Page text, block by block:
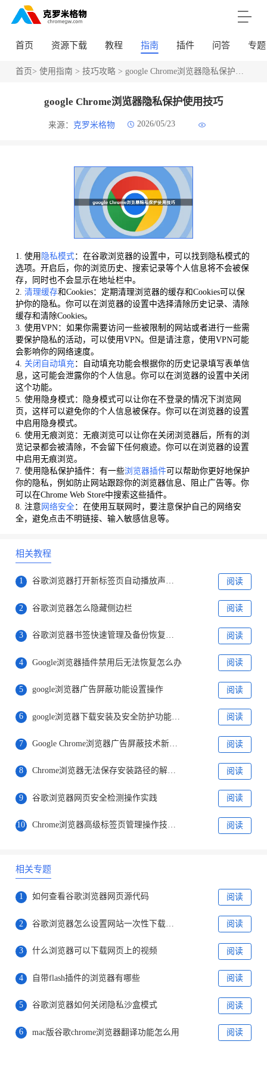
首页 资源下载 教程 指南 插件 问答 专题
首页> 使用指南 > 技巧攻略> google Chrome浏览器隐私保护使用技巧
google Chrome浏览器隐私保护使用技巧
来源： 克罗米格物 2026/05/23
1. 使用 隐私模式：在谷歌浏览器的设置中，可以找到隐私模式的
选项。开启后，你的浏览历史、搜索记录等个人信息将不会被保
存，同时也不会显示在地址栏中。
2. 清理缓存和Cookies：定期清理浏览器的缓存和Cookies可以保
护你的隐私。你可以在浏览器的设置中选择清除历史记录、清除
缓存和清除Cookies。
3. 使用VPN：如果你需要访问一些被限制的网站或者进行一些需
要保护隐私的活动，可以使用VPN。但是请注意，使用VPN可能
会影响你的网络速度。
4. 关闭自动填充 ：自动填充功能会根据你的历史记录填写表单信
息，这可能会泄露你的个人信息。你可以在浏览器的设置中关闭
这个功能。
5. 使用隐身模式：隐身模式可以让你在不登录的情况下浏览网
页，这样可以避免你的个人信息被保存。你可以在浏览器的设置
中启用隐身模式。
6. 使用无痕浏览：无痕浏览可以让你在关闭浏览器后，所有的浏
览记录都会被清除，不会留下任何痕迹。你可以在浏览器的设置
中启用无痕浏览。
7. 使用隐私保护插件：有一些浏览器插件可以帮助你更好地保护
你的隐私，例如防止网站跟踪你的浏览器信息、阻止广告等。你
可以在Chrome Web Store中搜索这些插件。
8. 注意 网络安全：在使用互联网时，要注意保护自己的网络安
全，避免点击不明链接、输入敏感信息等。
相关教程
1 谷歌浏览器打开新标签页自动播放声音怎么关闭网页音频 阅读
2 谷歌浏览器怎么隐藏侧边栏 阅读
3 谷歌浏览器书签快速管理及备份恢复操作指南 阅读
4 Google浏览器插件禁用后无法恢复怎么办 阅读
5 google浏览器广告屏蔽功能设置操作 阅读
6 阅读
7 Google Chrome浏览器广告屏蔽技术新进展 阅读
8 Chrome浏览器无法保存安装路径的解决方法 阅读
9 谷歌浏览器网页安全检测操作实践 阅读
10 Chrome浏览器高级标签页管理操作技巧经验教程分享 阅读
相关专题
1 如何查看谷歌浏览器网页源代码 阅读
2 谷歌浏览器怎么设置网站一次性下载多个文件 阅读
3 什么浏览器可以下载网页上的视频 阅读
4 自带flash插件的浏览器有哪些 阅读
5 谷歌浏览器如何关闭隐私沙盒模式 阅读
6 mac版谷歌chrome浏览器翻译功能怎么用 阅读